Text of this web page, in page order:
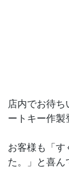
店内でお待
ートキー作製
お客様も「す
た。」と喜ん